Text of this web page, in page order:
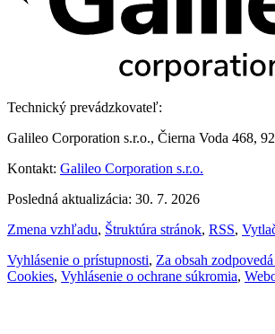
Technický prevádzkovateľ:
Galileo Corporation s.r.o., Čierna Voda 468,
Kontakt: Galileo Corporation s.r.o.
Posledná aktualizácia: 30. 7. 2026
Zmena vzhľadu, Štruktúra stránok, RSS,
Vyhlásenie o prístupnosti, Za obsah
Cookies, Vyhlásenie o ochrane súkromia,